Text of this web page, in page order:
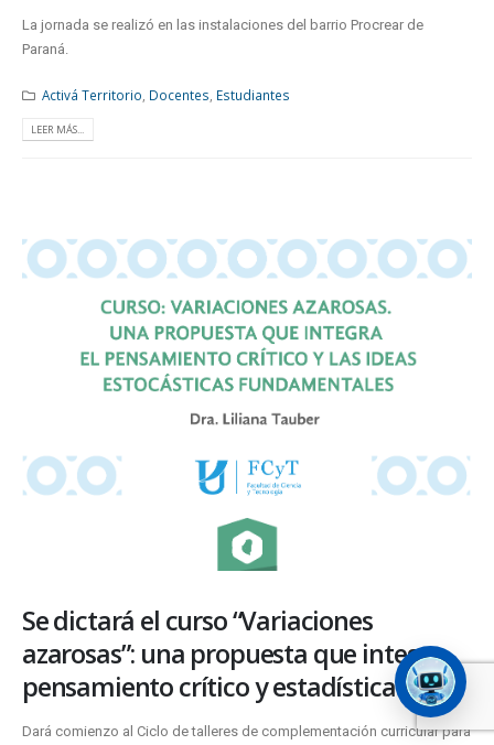
La jornada se realizó en las instalaciones del barrio Procrear de
Paraná.
Activá Territorio Docentes Estudiantes
LEER MÁS...
Se dictará el curso “Variaciones
azarosas”: una propuesta que integra
pensamiento crítico y estadística
Dará comienzo al Ciclo de talleres de complementación curricular para